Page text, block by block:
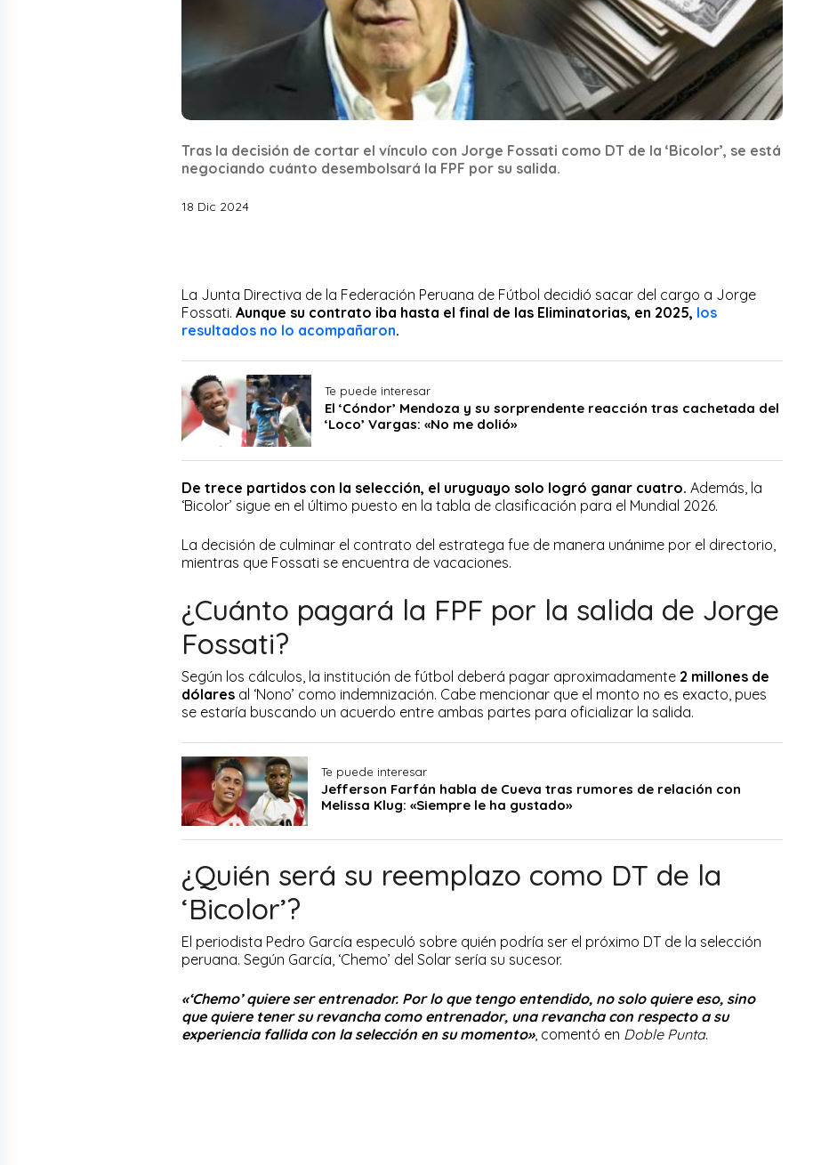
Tras la decisión de cortar el vínculo con Jorge Fossati como DT de la ‘Bicolor’, se está
negociando cuánto desembolsará la FPF por su salida.
18 Dic 2024
La Junta Directiva de la Federación Peruana de Fútbol decidió sacar del cargo a Jorge
Fossati. Aunque su contrato iba hasta el final de las Eliminatorias, en 2025, los
resultados no lo acompañaron.
Te puede interesar
El ‘Cóndor’ Mendoza y su sorprendente reacción tras cachetada del
‘Loco’ Vargas: «No me dolió»
De trece partidos con la selección, el uruguayo solo logró ganar cuatro. Además, la
‘Bicolor’ sigue en el último puesto en la tabla de clasificación para el Mundial 2026.
La decisión de culminar el contrato del estratega fue de manera unánime por el directorio,
mientras que Fossati se encuentra de vacaciones.
¿Cuánto pagará la FPF por la salida de Jorge
Fossati?
Según los cálculos, la institución de fútbol deberá pagar aproximadamente 2 millones de
dólares al ‘Nono’ como indemnización. Cabe mencionar que el monto no es exacto, pues
se estaría buscando un acuerdo entre ambas partes para oficializar la salida.
Te puede interesar
Jefferson Farfán habla de Cueva tras rumores de relación con
Melissa Klug: «Siempre le ha gustado»
¿Quién será su reemplazo como DT de la
‘Bicolor’?
El periodista Pedro García especuló sobre quién podría ser el próximo DT de la selección
peruana. Según García, ‘Chemo’ del Solar sería su sucesor.
«‘Chemo’ quiere ser entrenador. Por lo que tengo entendido, no solo quiere eso, sino
que quiere tener su revancha como entrenador, una revancha con respecto a su
experiencia fallida con la selección en su momento», comentó en Doble Punta.